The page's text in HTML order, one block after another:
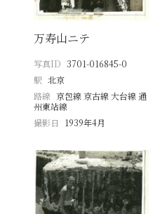
万寿山ニテ
写真ID 3701-016845-0
駅 北京
路線 京包線 京古線 大台線 通
州東站線
撮影日
1939年4月